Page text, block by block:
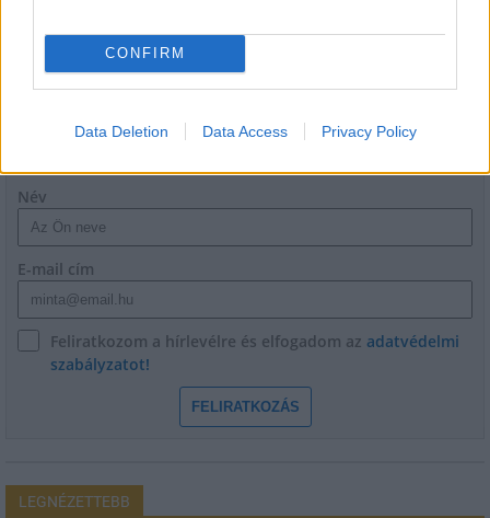
CONFIRM
Data Deletion Data Access Privacy Policy
HÍRLEVÉL
Név
E-mail cím
Feliratkozom a hírlevélre és elfogadom az adatvédelmi
szabályzatot!
FELIRATKOZÁS
LEGNÉZETTEBB